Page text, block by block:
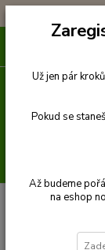
Venčení
Už jen pár
Pokud se
Až budeme
na eshop